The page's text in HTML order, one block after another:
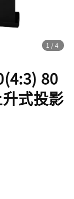
1 /4
80
式投影